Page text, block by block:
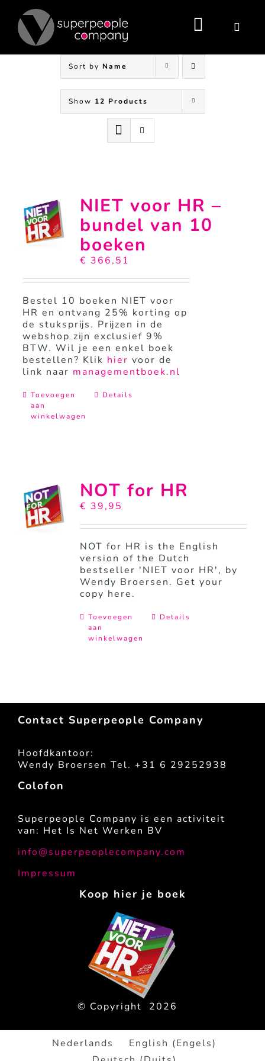
content
Toggle
Sort by Name
Show 12 Products
NIET voor HR –
bundel van 10
boeken
€ 366,51
Bestel 10 boeken NIET voor
HR en ontvang 25% korting op
de stuksprijs. Prijzen in de
webshop zijn exclusief 9%
BTW. Wil je een enkel boek
bestellen? Klik hier voor de
link naar managementboek.nl
Toevoegen
aan
winkelwagen
Details
NOT for HR
€ 39,95
NOT for HR is the English
version of the Dutch
bestseller 'NIET voor HR', by
Wendy Broersen. Get your
copy here.
Toevoegen
aan
winkelwagen
Details
Contact Superpeople Company
Hoofdkantoor:
Wendy Broersen Tel. +31 6 29252938
Colofon
Superpeople Company is een activiteit
van: Het Is Net Werken BV
info@superpeoplecompany.com
Impressum
Koop hier je boek
© Copyright 2026
Nederlands English (Engels)